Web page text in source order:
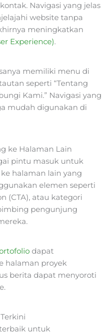
Navigasi yang jelas
website tanpa
meningkatkan
Experience).
memiliki menu di
seperti “Tentang
Kami.” Navigasi yang
mudah digunakan di
ke Halaman Lain
pintu masuk untuk
halaman lain yang
elemen seperti
(CTA), atau kategori
pengunjung
dapat
halaman proyek
berita dapat menyoroti
untuk